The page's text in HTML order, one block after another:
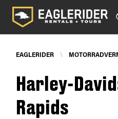
EAGLERIDER \
Harley-
Rapids